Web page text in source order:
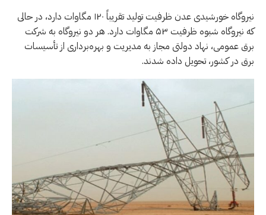
نیروگاه خورشیدی عدن ظرفیت تولید تقریباً ۱۲۰ مگاوات دارد، در حالی
که نیروگاه شبوه ظرفیت ۵۳ مگاوات دارد. هر دو نیروگاه به شرکت
برق عمومی، نهاد دولتی مجاز به مدیریت و بهره‌برداری از تأسیسات
برق در کشور، تحویل داده شدند.